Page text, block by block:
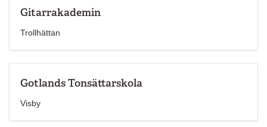
Gitarrakademin
Trollhättan
Gotlands Tonsättarskola
Visby